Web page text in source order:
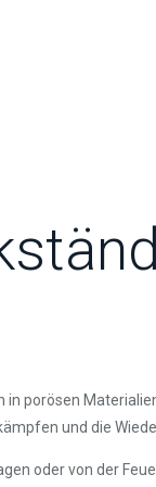
porösen
und die
oder von der